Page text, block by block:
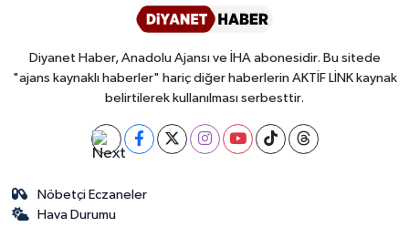
Diyanet Haber, Anadolu Ajansı ve İHA abonesidir. Bu sitede
"ajans kaynaklı haberler" hariç diğer haberlerin AKTİF LİNK kaynak
belirtilerek kullanılması serbesttir.
Nöbetçi Eczaneler
Hava Durumu